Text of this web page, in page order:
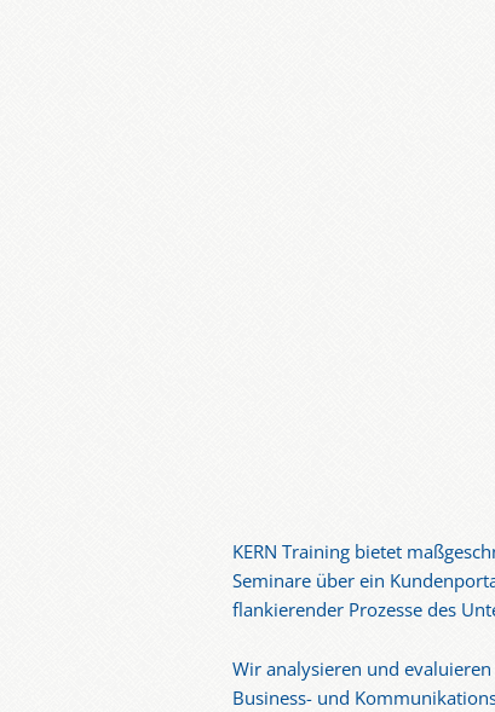
KERN Training bietet
Seminare über ein
flankierender Prozesse des
Wir analysieren und
Business- und